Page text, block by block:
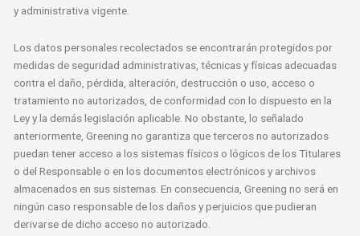
y administrativa vigente.
Los datos personales recolectados se encontrarán protegidos por
medidas de seguridad administrativas, técnicas y físicas adecuadas
contra el daño, pérdida, alteración, destrucción o uso, acceso o
tratamiento no autorizados, de conformidad con lo dispuesto en la
Ley y la demás legislación aplicable. No obstante, lo señalado
anteriormente, Greening no garantiza que terceros no autorizados
puedan tener acceso a los sistemas físicos o lógicos de los Titulares
o del Responsable o en los documentos electrónicos y archivos
almacenados en sus sistemas. En consecuencia, Greening no será en
ningún caso responsable de los daños y perjuicios que pudieran
derivarse de dicho acceso no autorizado.